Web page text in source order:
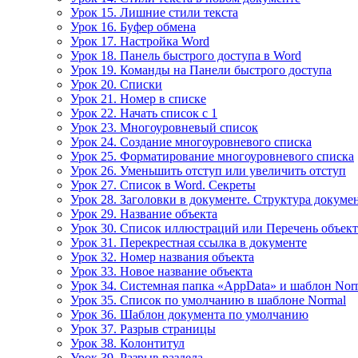
Урок 15. Лишние стили текста
Урок 16. Буфер обмена
Урок 17. Настройка Word
Урок 18. Панель быстрого доступа в Word
Урок 19. Команды на Панели быстрого доступа
Урок 20. Списки
Урок 21. Номер в списке
Урок 22. Начать список с 1
Урок 23. Многоуровневый список
Урок 24. Создание многоуровневого списка
Урок 25. Форматирование многоуровневого списка
Урок 26. Уменьшить отступ или увеличить отступ
Урок 27. Список в Word. Секреты
Урок 28. Заголовки в документе. Структура
Урок 29. Название объекта
Урок 30. Список иллюстраций или Перечень
Урок 31. Перекрестная ссылка в документе
Урок 32. Номер названия объекта
Урок 33. Новое название объекта
Урок 34. Системная папка «AppData» и шаблон
Урок 35. Список по умолчанию в шаблоне Normal
Урок 36. Шаблон документа по умолчанию
Урок 37. Разрыв страницы
Урок 38. Колонтитул